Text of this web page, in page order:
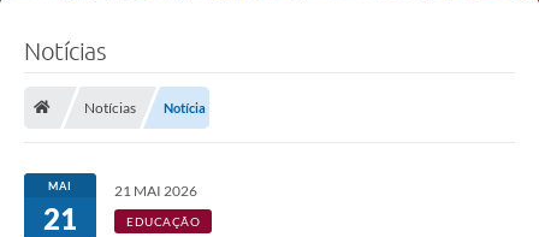
Notícias
Notícias Notícia
MAI
21
21 MAI 2026
EDUCAÇÃO